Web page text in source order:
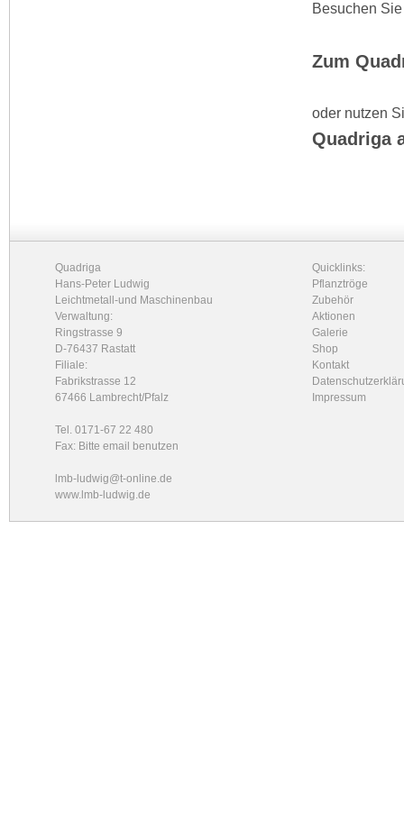
Besuchen
Zum
oder nutzen
Quadriga
Quadriga
Hans-Peter Ludwig
Leichtmetall-und Maschinenbau
Verwaltung:
Ringstrasse 9
D-76437 Rastatt
Filiale:
Fabrikstrasse 12
67466 Lambrecht/Pfalz
Tel. 0171-67 22 480
Fax: Bitte email benutzen
lmb-ludwig@t-online.de
www.lmb-ludwig.de
Quicklinks:
Pflanztröge
Zubehör
Aktionen
Galerie
Shop
Kontakt
Impressum